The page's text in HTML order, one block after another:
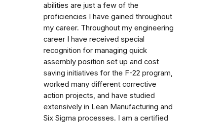
abilities are just a few of the
proficiencies I have gained throughout
my career. Throughout my engineering
career I have received special
recognition for managing quick
assembly position set up and cost
saving initiatives for the F-22 program,
worked many different corrective
action projects, and have studied
extensively in Lean Manufacturing and
Six Sigma processes. I am a certified